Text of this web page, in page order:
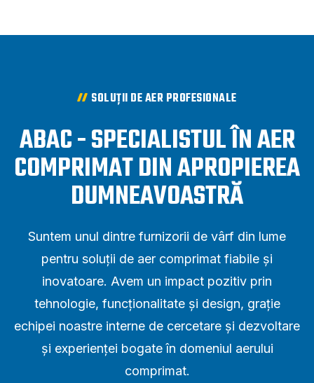
SOLUȚII DE AER PROFESIONALE
ABAC - SPECIALISTUL ÎN AER
COMPRIMAT DIN APROPIEREA
DUMNEAVOASTRĂ
Suntem unul dintre furnizorii de vârf din lume
pentru soluții de aer comprimat fiabile și
inovatoare. Avem un impact pozitiv prin
tehnologie, funcționalitate și design, grație
echipei noastre interne de cercetare și dezvoltare
și experienței bogate în domeniul aerului
comprimat.